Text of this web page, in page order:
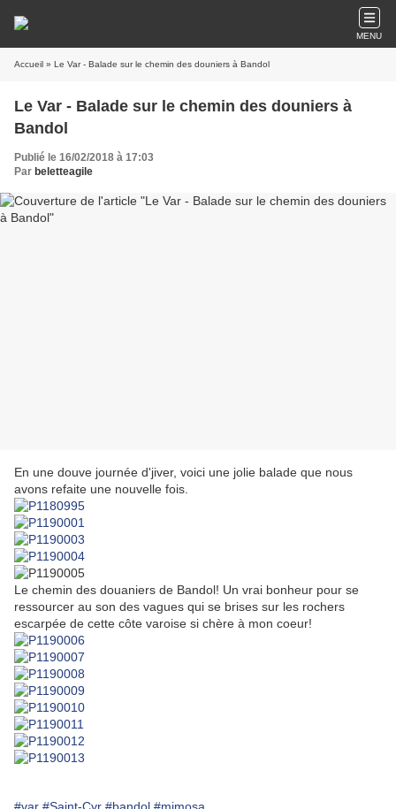
MENU
Accueil » Le Var - Balade sur le chemin des douniers à Bandol
Le Var - Balade sur le chemin des douniers à
Bandol
Publié le 16/02/2018 à 17:03
Par beletteagile
En une douve journée d'jiver, voici une jolie balade que nous
avons refaite une nouvelle fois.
Le chemin des douaniers de Bandol! Un vrai bonheur pour se
ressourcer au son des vagues qui se brises sur les rochers
escarpée de cette côte varoise si chère à mon coeur!